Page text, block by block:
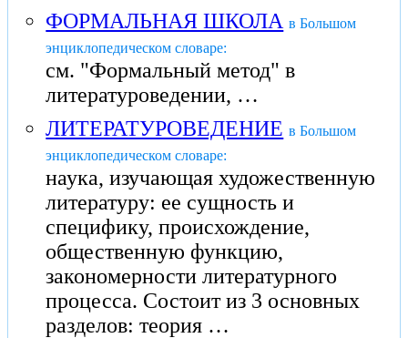
ФОРМАЛЬНАЯ ШКОЛА в Большом
энциклопедическом словаре:
см. "Формальный метод" в
литературоведении, …
ЛИТЕРАТУРОВЕДЕНИЕ в Большом
энциклопедическом словаре:
наука, изучающая художественную
литературу: ее сущность и
специфику, происхождение,
общественную функцию,
закономерности литературного
процесса. Состоит из 3 основных
разделов: теория …